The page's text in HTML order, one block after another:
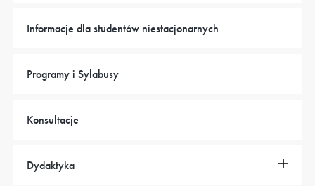
Informacje dla studentów niestacjonarnych
Programy i Sylabusy
Konsultacje
Dydaktyka